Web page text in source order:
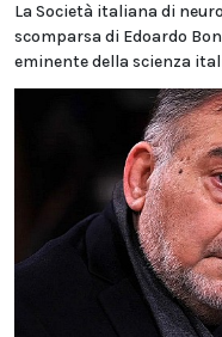
La Società italiana di
scomparsa di Edoardo
eminente della scienza